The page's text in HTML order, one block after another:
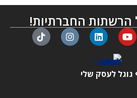
הרשתות החברתיות!
גוגל לעסק שלי